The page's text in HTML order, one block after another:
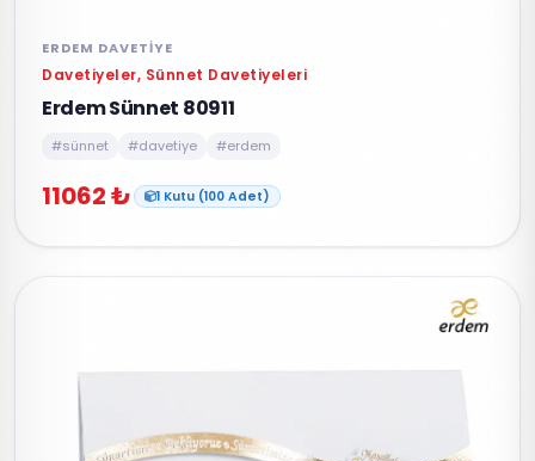
ERDEM DAVETIYE
Davetiyeler, Sünnet Davetiyeleri
Erdem Sünnet 80911
#sünnet #davetiye #erdem
11062 ₺ 1 Kutu (100 Adet)